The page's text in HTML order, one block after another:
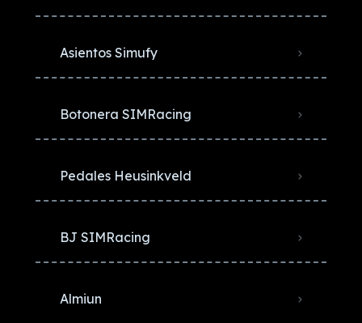
Asientos Simufy
Botonera SIMRacing
Pedales Heusinkveld
BJ SIMRacing
Almiun